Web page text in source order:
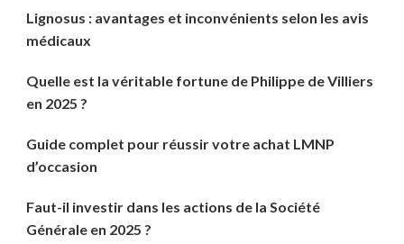
Lignosus : avantages et inconvénients selon les avis
médicaux
Quelle est la véritable fortune de Philippe de Villiers
en 2025 ?
Guide complet pour réussir votre achat LMNP
d’occasion
Faut-il investir dans les actions de la Société
Générale en 2025 ?